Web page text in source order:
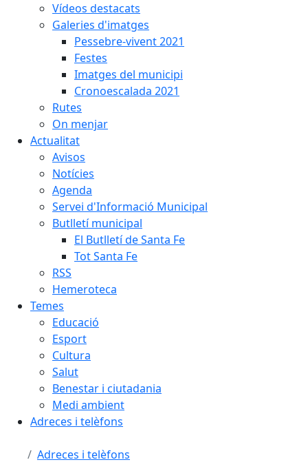
Vídeos destacats
Galeries d'imatges
Pessebre-vivent 2021
Festes
Imatges del municipi
Cronoescalada 2021
Rutes
On menjar
Actualitat
Avisos
Notícies
Agenda
Servei d'Informació Municipal
Butlletí municipal
El Butlletí de Santa Fe
Tot Santa Fe
RSS
Hemeroteca
Temes
Educació
Esport
Cultura
Salut
Benestar i ciutadania
Medi ambient
Adreces i telèfons
Adreces i telèfons